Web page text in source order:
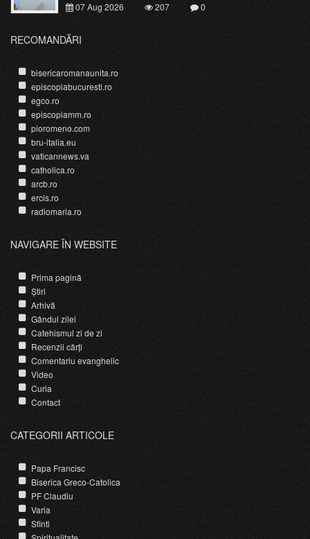
07 Aug 2026
207 0
RECOMANDĂRI
bisericaromanaunita.ro
episcopiabucuresti.ro
egco.ro
episcopiamm.ro
pioromeno.com
bru-italia.eu
vaticannews.va
catholica.ro
arcb.ro
ercis.ro
radiomaria.ro
NAVIGARE ÎN WEBSITE
Prima pagină
Știri
Arhivă
Gândul zilei
Catehismul zi de zi
Recenzii cărți
Comentariu evanghelic
Video
Curia
Contact
CATEGORII ARTICOLE
Papa Francisc
Biserica Greco-Catolica
PF Claudiu
Varia
Sfinti